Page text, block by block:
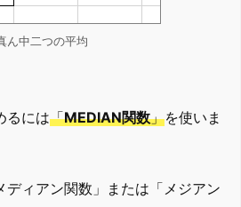
ん中二つの平均
るには「MEDIAN関数」を使いま
ディアン関数」または「メジアン